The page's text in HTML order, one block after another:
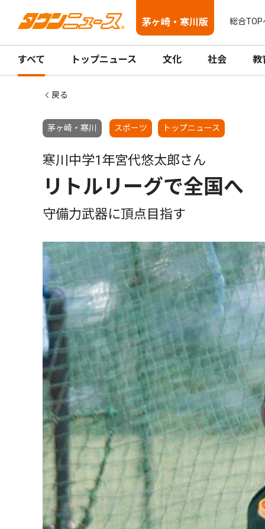
茅ヶ崎・寒川版 総合TOP
すべて トップニュース 文化 社会 教
戻る
茅ヶ崎・寒川 スポーツ トップニュース
寒川中学1年宮代悠太郎さん
リトルリーグで全国へ
守備力武器に頂点目指す